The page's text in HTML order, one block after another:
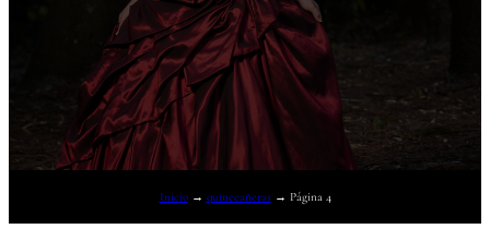
Inicio→ quinceañeras→ Página 4